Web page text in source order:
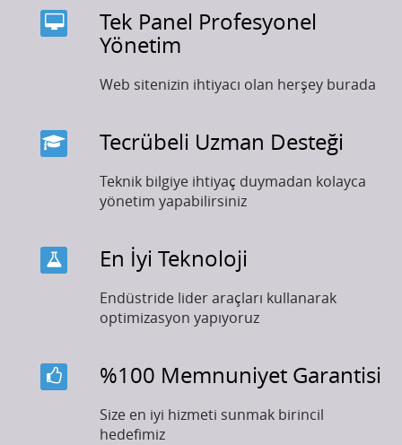
Tek Panel Profesyonel
Yönetim
Web sitenizin ihtiyacı olan herşey burada
Tecrübeli Uzman Desteği
Teknik bilgiye ihtiyaç duymadan kolayca
yönetim yapabilirsiniz
En İyi Teknoloji
Endüstride lider araçları kullanarak
optimizasyon yapıyoruz
%100 Memnuniyet Garantisi
Size en iyi hizmeti sunmak birincil
hedefimiz